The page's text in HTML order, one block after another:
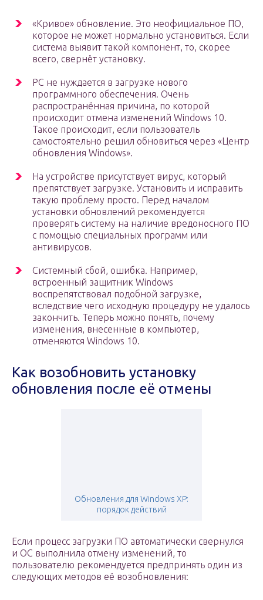
«Кривое» обновление. Это неофициальное ПО,
которое не может нормально установиться. Если
система выявит такой компонент, то, скорее
всего, свернёт установку.
PC не нуждается в загрузке нового
программного обеспечения. Очень
распространённая причина, по которой
происходит отмена изменений Windows 10.
Такое происходит, если пользователь
самостоятельно решил обновиться через «Центр
обновления Windows».
На устройстве присутствует вирус, который
препятствует загрузке. Установить и исправить
такую проблему просто. Перед началом
установки обновлений рекомендуется
проверять систему на наличие вредоносного ПО
с помощью специальных программ или
антивирусов.
Системный сбой, ошибка. Например,
встроенный защитник Windows
воспрепятствовал подобной загрузке,
вследствие чего исходную процедуру не удалось
закончить. Теперь можно понять, почему
изменения, внесенные в компьютер,
отменяются Windows 10.
Как возобновить установку
обновления после её отмены
Обновления для Windows ХP:
порядок действий
Если процесс загрузки ПО автоматически свернулся
и ОС выполнила отмену изменений, то
пользователю рекомендуется предпринять один из
следующих методов её возобновления: